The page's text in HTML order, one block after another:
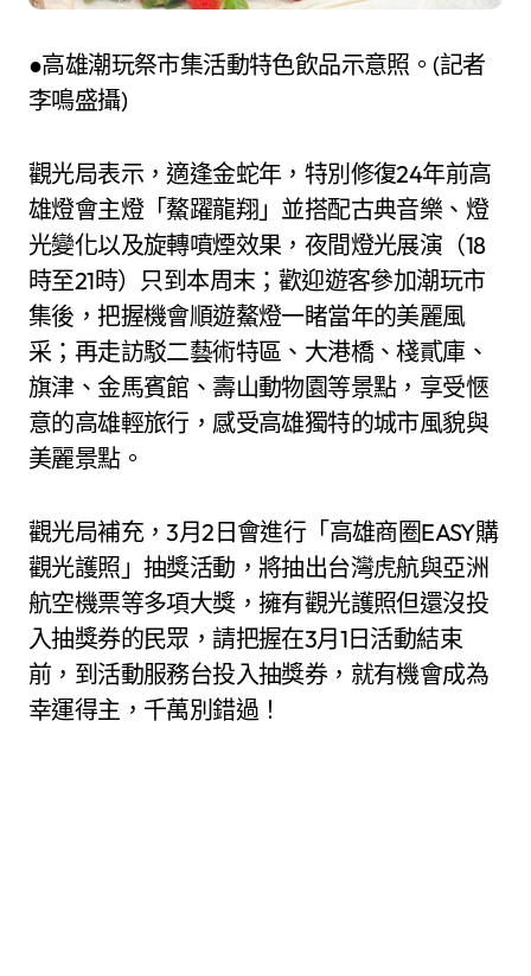
●高雄潮玩祭市集活動特色飲品示意照。(記者
李鳴盛攝)
觀光局表示，適逢金蛇年，特別修復24年前高
雄燈會主燈「鰲躍龍翔」並搭配古典音樂、燈
光變化以及旋轉噴煙效果，夜間燈光展演（18
時至21時）只到本周末；歡迎遊客參加潮玩市
集後，把握機會順遊鰲燈一睹當年的美麗風
采；再走訪駁二藝術特區、大港橋、棧貳庫、
旗津、金馬賓館、壽山動物園等景點，享受愜
意的高雄輕旅行，感受高雄獨特的城市風貌與
美麗景點。
觀光局補充，3月2日會進行「高雄商圈EASY購
觀光護照」抽獎活動，將抽出台灣虎航與亞洲
航空機票等多項大獎，擁有觀光護照但還沒投
入抽獎券的民眾，請把握在3月1日活動結束
前，到活動服務台投入抽獎券，就有機會成為
幸運得主，千萬別錯過！